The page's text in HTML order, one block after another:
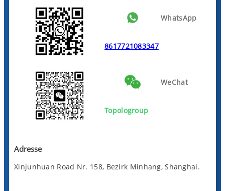
WhatsApp
8617721083347
WeChat
Topologroup
Adresse
Xinjunhuan Road Nr. 158, Bezirk Minhang, Shanghai.